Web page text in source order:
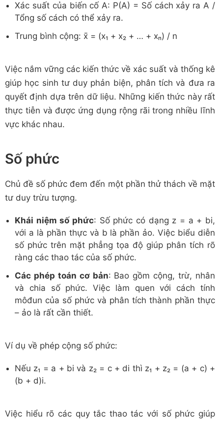
Xác suất của biến cố A: P(A) = Số cách xảy ra A /
Tổng số cách có thể xảy ra.
Trung bình cộng: x̄ = (x₁ + x₂ + … + xₙ) / n
Việc nắm vững các kiến thức về xác suất và thống kê
giúp học sinh tư duy phản biện, phân tích và đưa ra
quyết định dựa trên dữ liệu. Những kiến thức này rất
thực tiễn và được ứng dụng rộng rãi trong nhiều lĩnh
vực khác nhau.
Số phức
Chủ đề số phức đem đến một phần thử thách về mặt
tư duy trừu tượng.
Khái niệm số phức: Số phức có dạng z = a + bi,
với a là phần thực và b là phần ảo. Việc biểu diễn
số phức trên mặt phẳng tọa độ giúp phân tích rõ
ràng các thao tác của số phức.
Các phép toán cơ bản: Bao gồm cộng, trừ, nhân
và chia số phức. Việc làm quen với cách tính
môđun của số phức và phân tích thành phần thực
– ảo là rất cần thiết.
Ví dụ về phép cộng số phức:
Nếu z₁ = a + bi và z₂ = c + di thì z₁ + z₂ = (a + c) +
(b + d)i.
Việc hiểu rõ các quy tắc thao tác với số phức giúp